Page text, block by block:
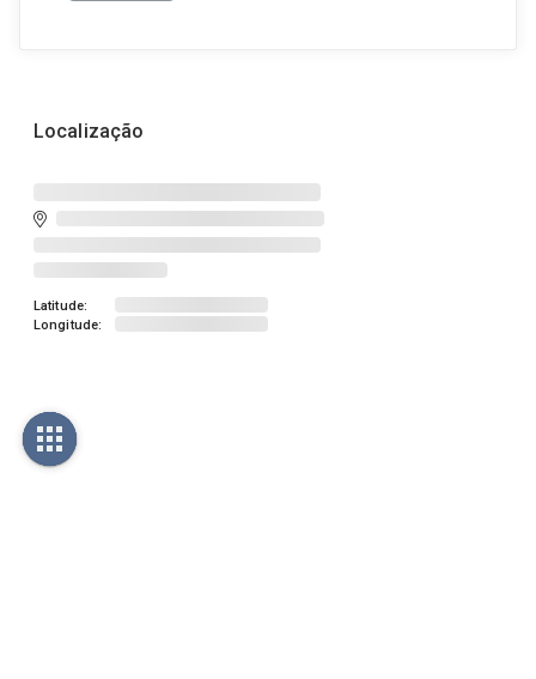
Localização
Latitude:
Longitude: